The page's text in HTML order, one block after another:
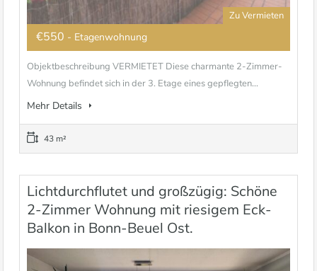
Zu Vermieten
€550 - Etagenwohnung
Objektbeschreibung VERMIETET Diese charmante 2-Zimmer-
Wohnung befindet sich in der 3. Etage eines gepflegten...
Mehr Details
43 m²
Lichtdurchflutet und großzügig: Schöne
2-Zimmer Wohnung mit riesigem Eck-
Balkon in Bonn-Beuel Ost.